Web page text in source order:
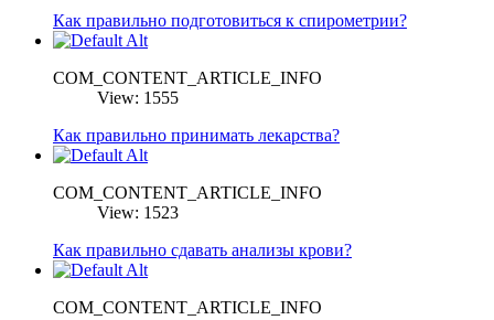
Как правильно подготовиться к спирометрии?
COM_CONTENT_ARTICLE_INFO
View: 1555
Как правильно принимать лекарства?
COM_CONTENT_ARTICLE_INFO
View: 1523
Как правильно сдавать анализы крови?
COM_CONTENT_ARTICLE_INFO